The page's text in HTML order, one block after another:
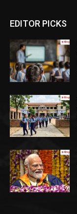
EDITOR PICKS